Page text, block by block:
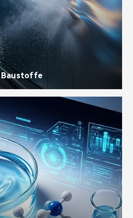
Baustoffe